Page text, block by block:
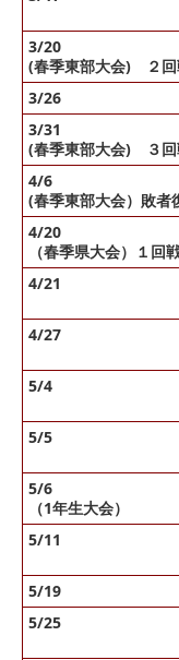
3/20
(春季東部大会) ２
3/26
3/31
(春季東部大会) ３
4/6
(春季東部大会）敗者
4/20
（春季県大会）１回
4/21
4/27
5/4
5/5
5/6
（1年生大会）
5/11
5/19
5/25